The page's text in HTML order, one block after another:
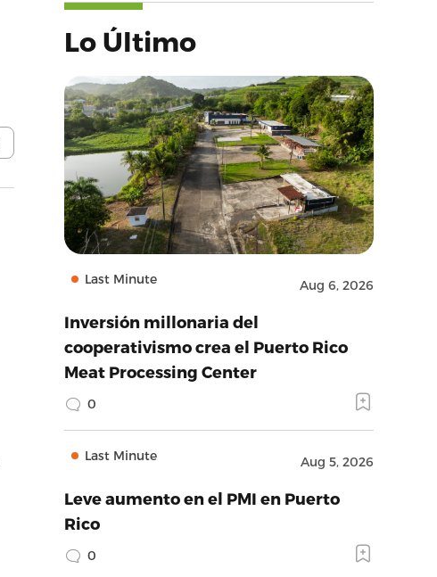
Lo Último
Last Minute Aug 6, 2026
Inversión millonaria del
cooperativismo crea el Puerto Rico
Meat Processing Center
0
Last Minute Aug 5, 2026
Leve aumento en el PMI en Puerto
Rico
0